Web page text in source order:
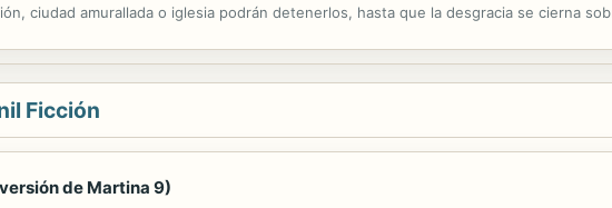
ciudad amurallada o iglesia podrán detenerlos, hasta que la desgracia se cierna
Ficción
de Martina 9)